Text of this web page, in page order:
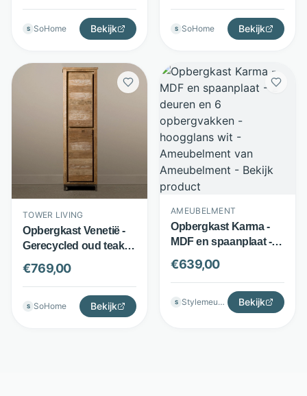
DTP Home
S SoHome Bekijk
Tower Living
S SoHome Bekijk
TOWER LIVING
Opbergkast Venetië -
Gerecycled oud teak -
2 deuren - White wash
bruin - Tower Living
€769,00
S SoHome Bekijk
AMEUBELMENT
Opbergkast Karma -
MDF en spaanplaat - 2
deuren en 6
opbergvakken -
hoogglans wit -
Ameubelment
€639,00
S Stylemeubels Bekijk